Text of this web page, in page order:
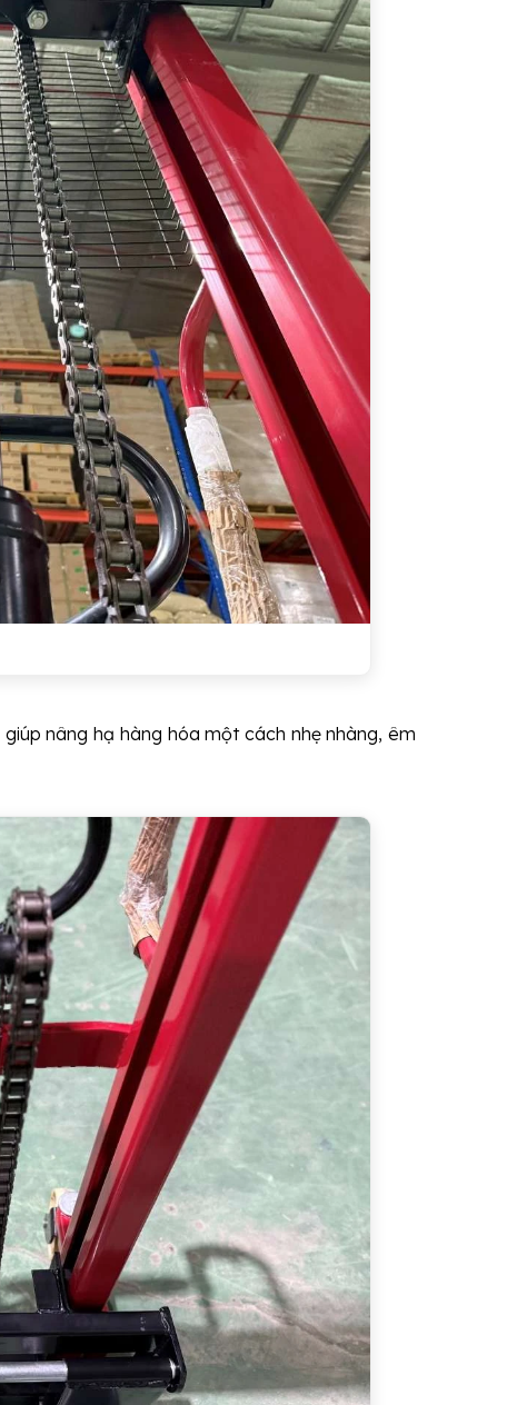
nâng hạ hàng hóa một cách nhẹ nhàng, êm